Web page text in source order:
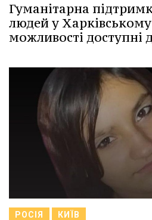
Гуманітарна
людей у Харківському
можливості доступні
РОСІЯ КИЇВ